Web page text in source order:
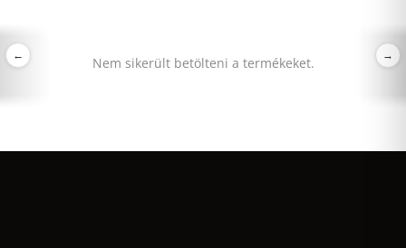
← →
Nem sikerült betölteni a termékeket.